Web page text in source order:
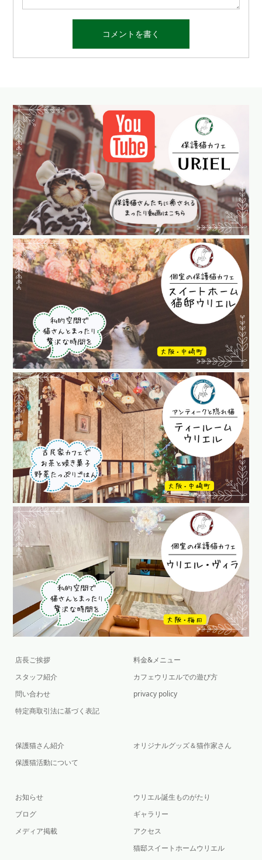
店長ご挨拶
スタッフ紹介
問い合わせ
特定商取引法に基づく表記
料金&メニュー
カフェウリエルでの遊び方
privacy policy
保護猫さん紹介
保護猫活動について
オリジナルグッズ＆猫作家さん
お知らせ
ブログ
メディア掲載
ウリエル誕生ものがたり
ギャラリー
アクセス
猫邸スイートホームウリエル